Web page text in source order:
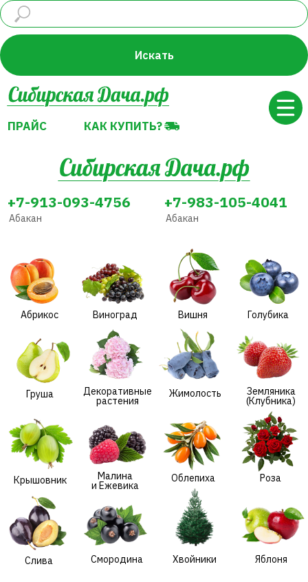
Искать
ПРАЙС КАК КУПИТЬ?
Груша
Написать в WhatsApp
ПРАЙС
КАК КУПИТЬ?
Декоративные
растения
Жимолость Земляника
(Клубника)
Крышовник и Ежевика
Облепиха Роза
Слива Смородина Хвойники Яблоня